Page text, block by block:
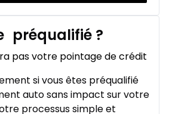
préqualifié ?
pas votre pointage de crédit
si vous êtes préqualifié
auto sans impact sur votre
processus simple et